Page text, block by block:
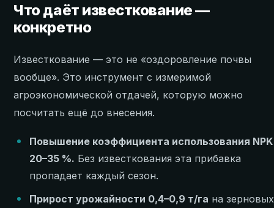
Что даёт известкование —
конкретно
Известкование — это не «оздоровление почвы
вообще». Это инструмент с измеримой
агроэкономической отдачей, которую можно
посчитать ещё до внесения.
Повышение коэффициента использования
20–35 %. Без известкования эта прибавка
пропадает каждый сезон.
Прирост урожайности 0,4–0,9 т/га на зерновых